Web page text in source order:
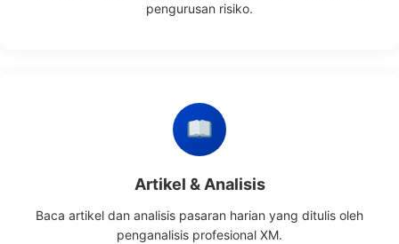
pengurusan risiko.
Artikel & Analisis
Baca artikel dan analisis pasaran harian yang ditulis oleh
penganalisis profesional XM.